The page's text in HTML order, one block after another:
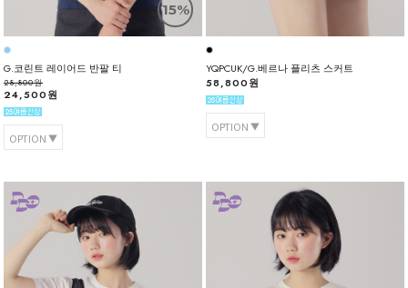
15%
G.코린트 레이어드 반팔 티
28,800원
24,500원
OPTION
YQPCUK/G.베르나 플리츠 스커트
58,800원
OPTION